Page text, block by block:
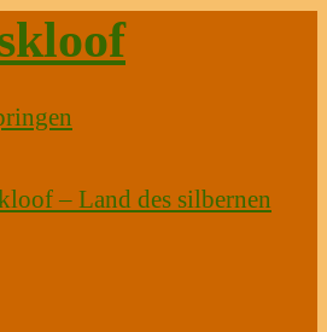
– Land des silbernen